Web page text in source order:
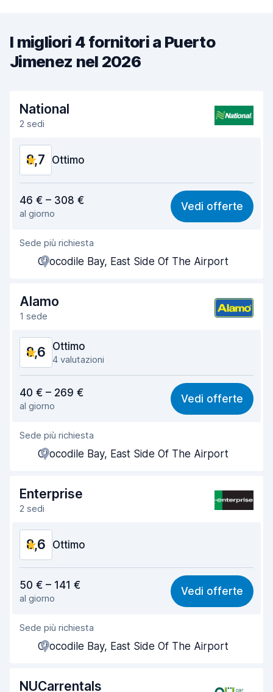
I migliori 4 fornitori a Puerto
Jimenez nel 2026
National
2 sedi
8,7 Ottimo
8,7
Facile da trovare 8,2
Gentilezza degli agenti
Rapidità del ritiro
Rapidità della riconsegna 8,2
Condizioni dell'auto
46 € – 308 €
al giorno
Vedi offerte
Sede più richiesta
Crocodile Bay, East Side Of The Airport
Alamo
1 sede
8,6 Ottimo
4 valutazioni
8,3
Facile da trovare 8,4
Gentilezza degli agenti
Rapidità del ritiro
Rapidità della riconsegna 8,5
Condizioni dell'auto
40 € – 269 €
al giorno
Vedi offerte
Sede più richiesta
Crocodile Bay, East Side Of The Airport
Enterprise
2 sedi
8,6 Ottimo
8,3
Facile da trovare 8,2
Gentilezza degli agenti
Rapidità del ritiro
Rapidità della riconsegna
50 € – 141 €
al giorno
Vedi offerte
Sede più richiesta
Crocodile Bay, East Side Of The Airport
NUCarrentals